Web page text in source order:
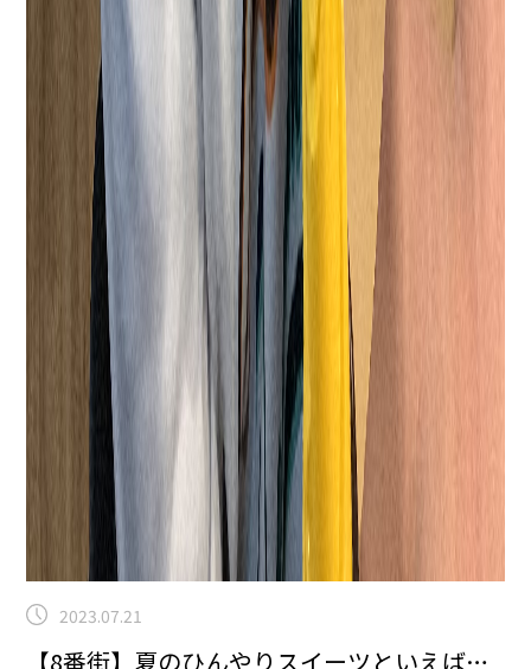
2023.07.21
【8番街】夏のひんやりスイーツといえば…